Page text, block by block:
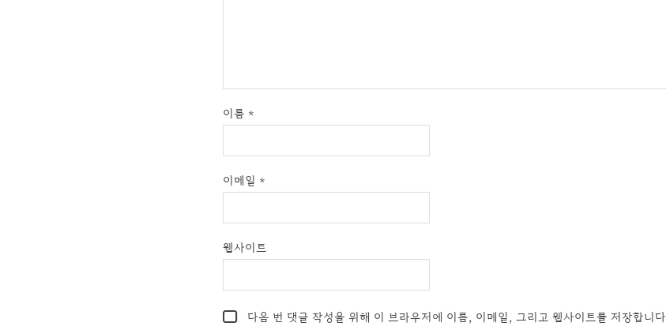
이름 *
이메일 *
웹사이트
다음 번 댓글 작성을 위해 이 브라우저에 이름, 이메일, 그리고 웹사이트를 저장합니다.